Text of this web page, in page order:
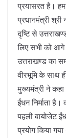
प्रयासरत है।
प्रधानमंत्री
दृष्टि से
लिए सभी को
उत्तराखण्ड का
वीरभूमि के साथ
मुख्यमंत्री ने
ईंधन निर्माता
पहली बायोजेट
प्रयोग किया